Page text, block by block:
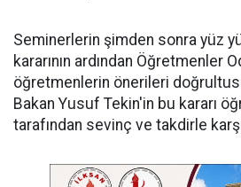
Seminerlerin şimden sonra yüz
kararının ardından Öğretmenler
öğretmenlerin önerileri
Bakan Yusuf Tekin'in bu kararı
tarafından sevinç ve takdirle